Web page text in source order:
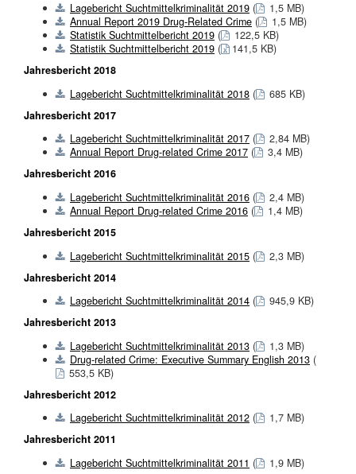
Lagebericht Suchtmittelkriminalität 2019 (
1,5 MB)
Annual Report 2019 Drug-Related Crime (
1,5 MB)
Statistik Suchtmittelbericht 2019 (
122,5 KB)
Statistik Suchtmittelbericht 2019 (
141,5 KB)
Jahresbericht 2018
Lagebericht Suchtmittelkriminalität 2018 (
685 KB)
Jahresbericht 2017
Lagebericht Suchtmittelkriminalität 2017 (
2,84 MB)
Annual Report Drug-related Crime 2017 (
3,4 MB)
Jahresbericht 2016
Lagebericht Suchtmittelkriminalität 2016 (
2,4 MB)
Annual Report Drug-related Crime 2016 (
1,4 MB)
Jahresbericht 2015
Lagebericht Suchtmittelkriminalität 2015 (
2,3 MB)
Jahresbericht 2014
Lagebericht Suchtmittelkriminalität 2014 (
945,9 KB)
Jahresbericht 2013
Lagebericht Suchtmittelkriminalität 2013 (
1,3 MB)
Drug-related Crime: Executive Summary English 2013 (
553,5 KB)
Jahresbericht 2012
Lagebericht Suchtmittelkriminalität 2012 (
1,7 MB)
Jahresbericht 2011
Lagebericht Suchtmittelkriminalität 2011 (
1,9 MB)